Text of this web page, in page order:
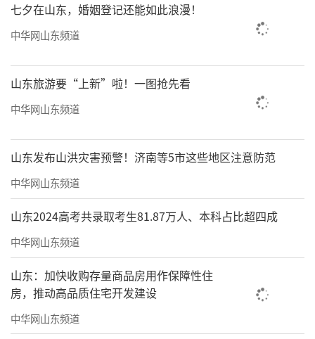
村医的工作量减轻了
索朗旦增也能“少抄表，多看病”了
在桑珠孜区
有161位像索朗旦增一样的村医
配上了这套海尔生物医疗智慧终端
七夕在山东，婚姻登记还能如此浪漫！
中华网山东频道
山东旅游要“上新”啦！一图抢先看
中华网山东频道
山东发布山洪灾害预警！济南等5市这些地区注意防范
中华网山东频道
山东2024高考共录取考生81.87万人、本科占比超四成
中华网山东频道
山东：加快收购存量商品房用作保障性住
房，推动高品质住宅开发建设
中华网山东频道